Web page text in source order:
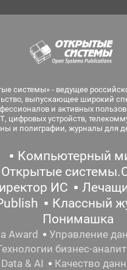
системы» - ведущее
выпускающее широкий
и активных
цифровых устройств,
и полиграфии, журналы для
Компьютерный
Открытые
ИС
Классный
Понимашка
Award
Управление
бизнес-
Data & AI
Качество